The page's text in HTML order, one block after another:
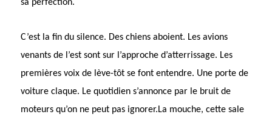
sa perfection.
C’est la fin du silence. Des chiens aboient. Les avions
venants de l’est sont sur l’approche d’atterrissage. Les
premières voix de lève-tôt se font entendre. Une porte de
voiture claque. Le quotidien s’annonce par le bruit de
moteurs qu’on ne peut pas ignorer.La mouche, cette sale